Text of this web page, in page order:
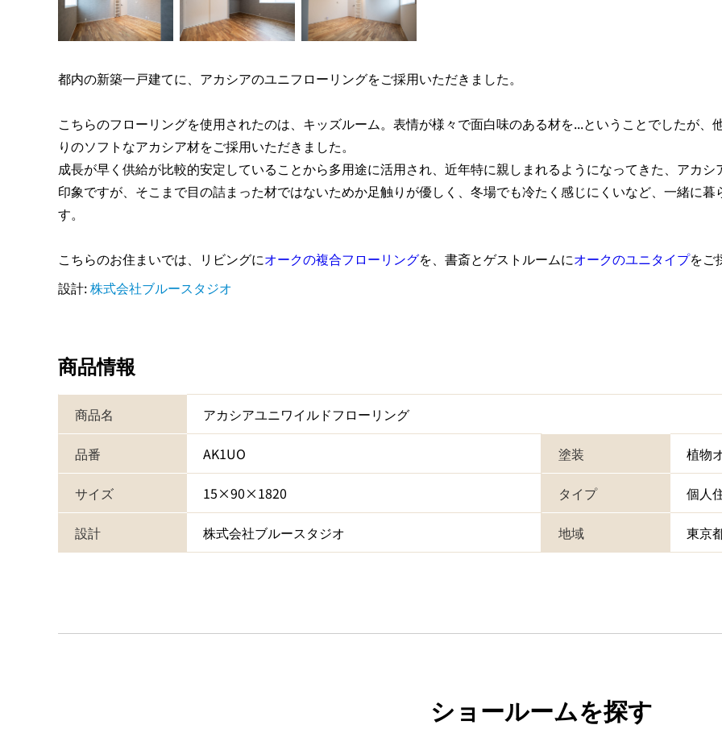
都内の新築一戸建てに、アカシアのユニフローリングをご採用いただきました。
こちらのフローリングを使用されたのは、キッズルーム。表情が様々で面白味のある材を...ということでしたが
りのソフトなアカシア材をご採用いただきました。
成長が早く供給が比較的安定していることから多用途に活用され、近年特に親しまれるようになってきた、アカ
印象ですが、そこまで目の詰まった材ではないためか足触りが優しく、冬場でも冷たく感じにくいなど、一緒に
す。
こちらのお住まいでは、リビングにオークの複合フローリングを、書斎とゲストルームにオークのユニタイプをご
設計:株式会社ブルースタジオ
商品情報
商品名 アカシアユニワイルドフローリング
品番 AK1UO 塗装 植物
サイズ 15×90×1820 タイプ 個人
設計 株式会社ブルースタジオ 地域 東京
ショールームを探す